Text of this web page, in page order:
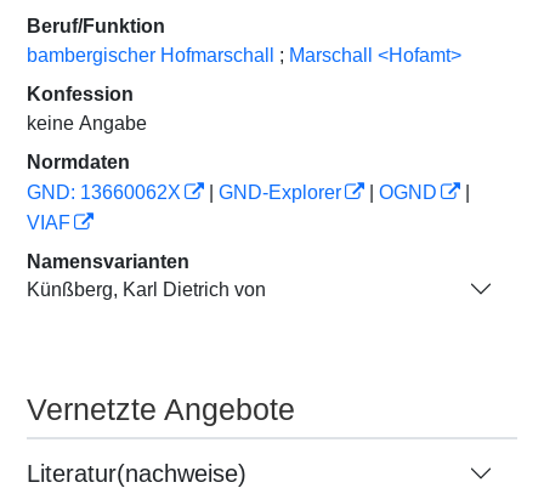
Beruf/Funktion
bambergischer Hofmarschall
; Marschall <Hofamt>
Konfession
keine Angabe
Normdaten
GND: 13660062X
GND-Explorer OGND
VIAF
Namensvarianten
Künßberg, Karl Dietrich von
Vernetzte Angebote
Literatur(nachweise)